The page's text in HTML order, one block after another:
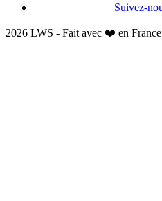
Suivez-
2026 LWS - Fait avec ❤️ en France